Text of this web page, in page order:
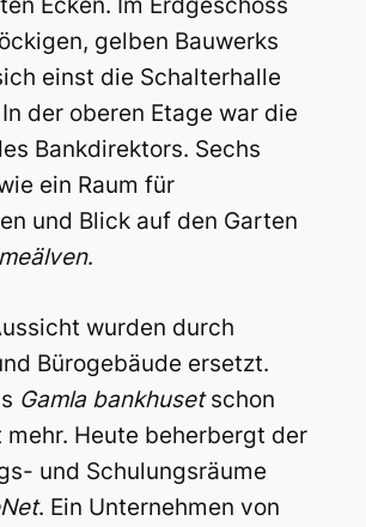
Ecken. Im Erdgeschoss
gelben Bauwerks
einst die Schalterhalle
der oberen Etage war die
Bankdirektors. Sechs
ein Raum für
und Blick auf den Garten
.
wurden durch
Bürogebäude ersetzt.
Gamla bankhusetschon
mehr. Heute beherbergt der
und Schulungsräume
. Ein Unternehmen von